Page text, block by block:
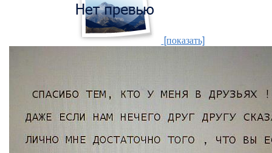
[показать]